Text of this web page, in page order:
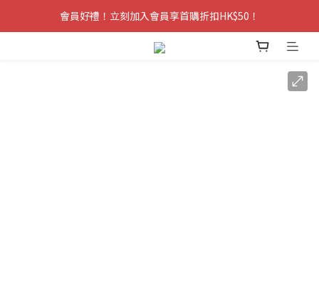
會員好禮！立刻加入會員享首購折扣HK$50！